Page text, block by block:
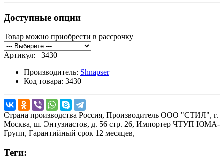
Доступные опции
Товар можно приобрести в рассрочку
Артикул: 3430
Производитель: Shnapser
Код товара: 3430
Страна производства Россия, Производитель ООО "СТИЛ", г.
Москва, ш. Энтузиастов, д. 56 стр. 26, Импортер ЧТУП ЮМА-
Групп, Гарантийный срок 12 месяцев,
Теги: